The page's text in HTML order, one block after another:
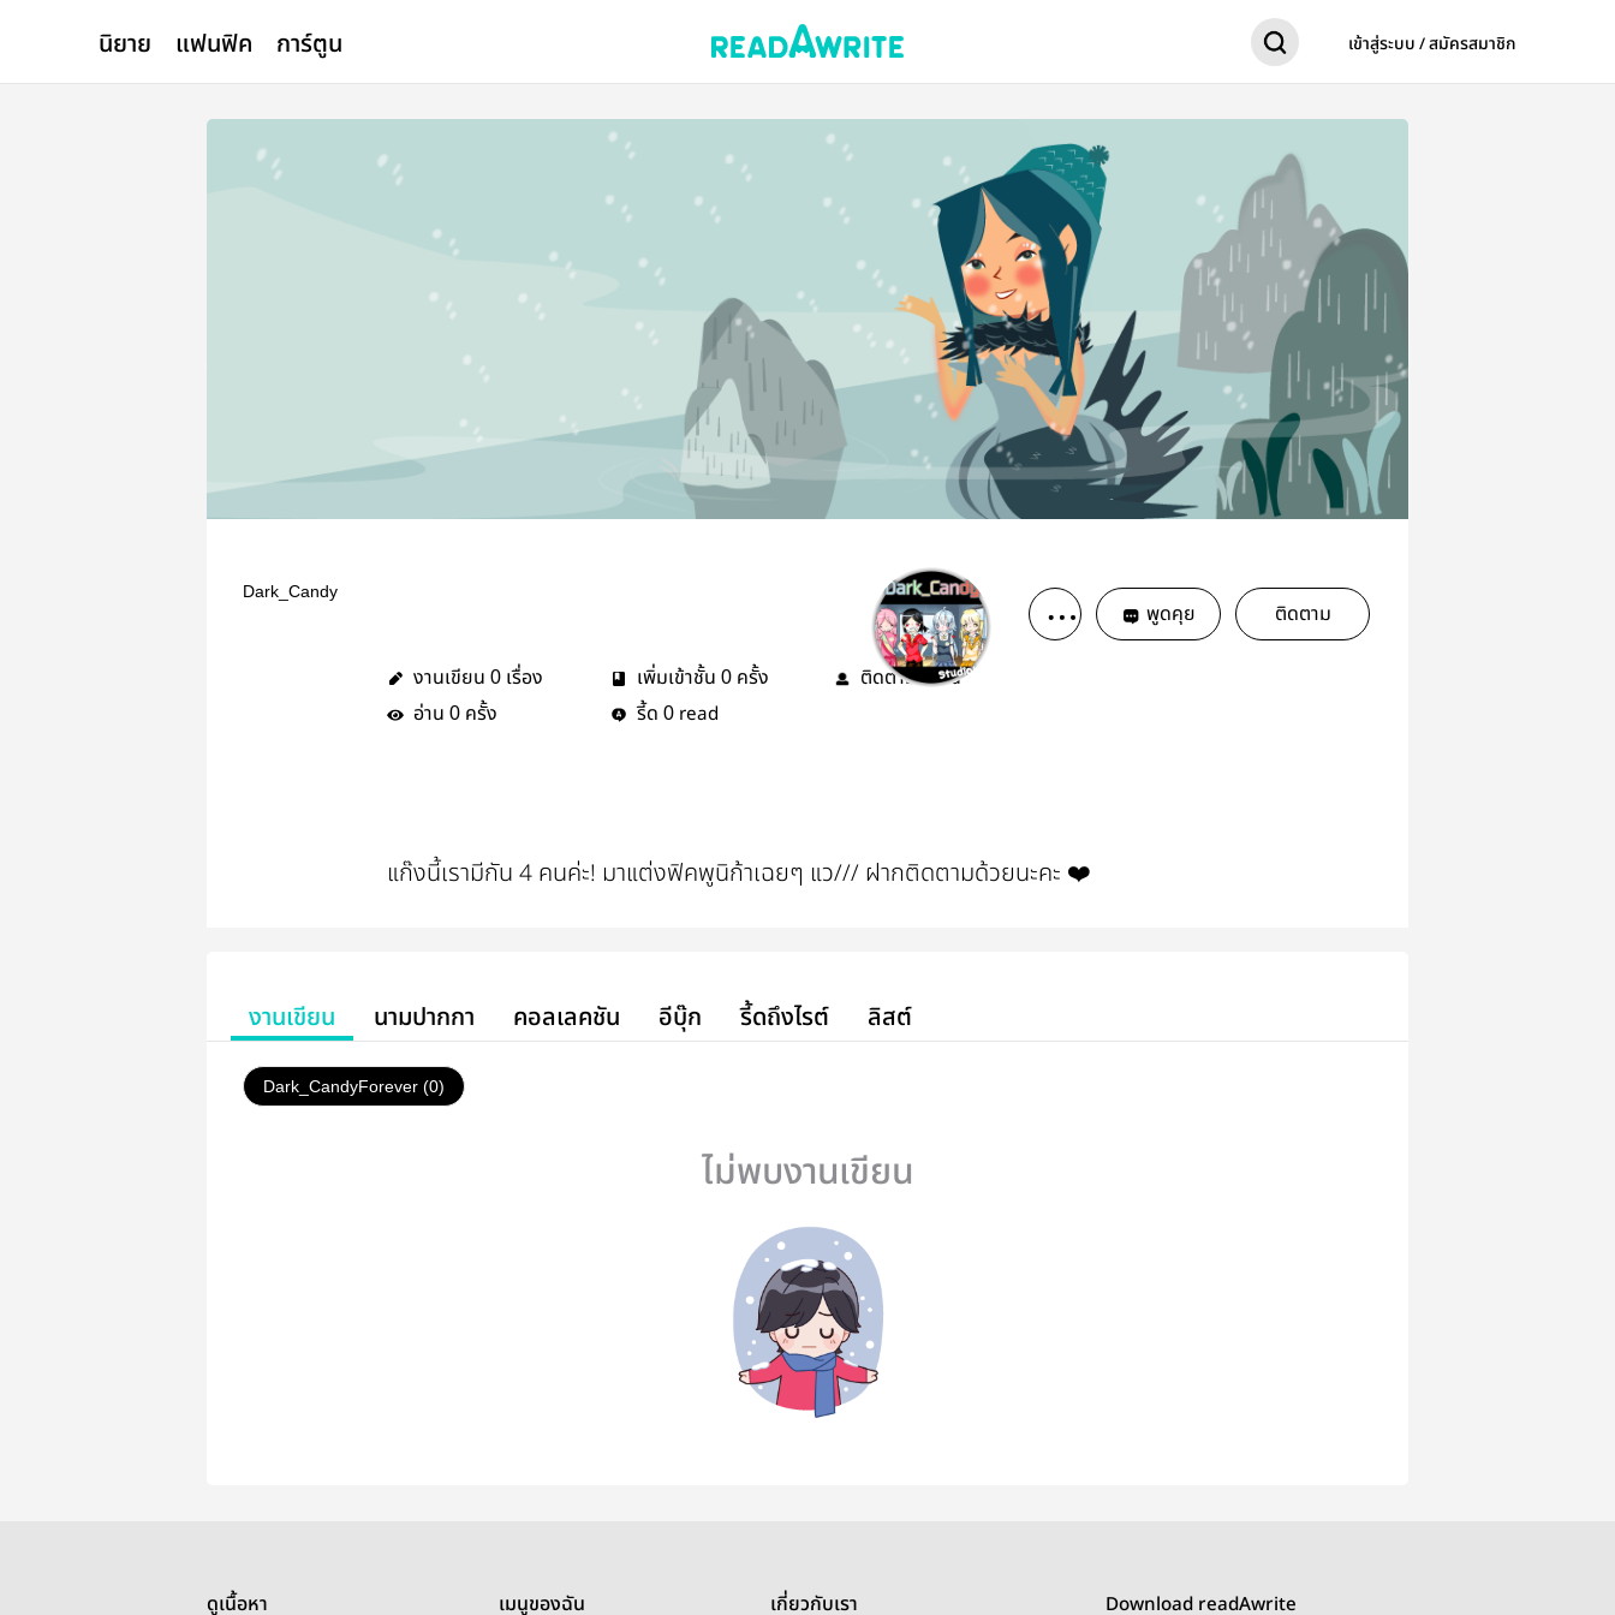
นิยาย แฟนฟิค การ์ตูน เข้าสู่ระบบ / สมัครสมาชิก
Dark_Candy
พูดคุย ติดตาม
งานเขียน 0 เรื่อง เพิ่มเข้าชั้น 0 ครั้ง ติดตาม คน
อ่าน 0 ครั้ง รี้ด 0 read
แก๊งนี้เรามีกัน 4 คนค่ะ! มาแต่งฟิคพูนิก้าเฉยๆ แว/// ฝากติดตามด้วยนะคะ ❤️
งานเขียน นามปากกา คอลเลคชัน อีบุ๊ก รี้ดถึงไรต์ ลิสต์
Dark_CandyForever (0)
ไม่พบงานเขียน
ดูเนื้อหา เมนูของฉัน เกี่ยวกับเรา Download readAwrite